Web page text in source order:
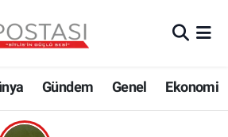
Gündem Genel Ekonomi